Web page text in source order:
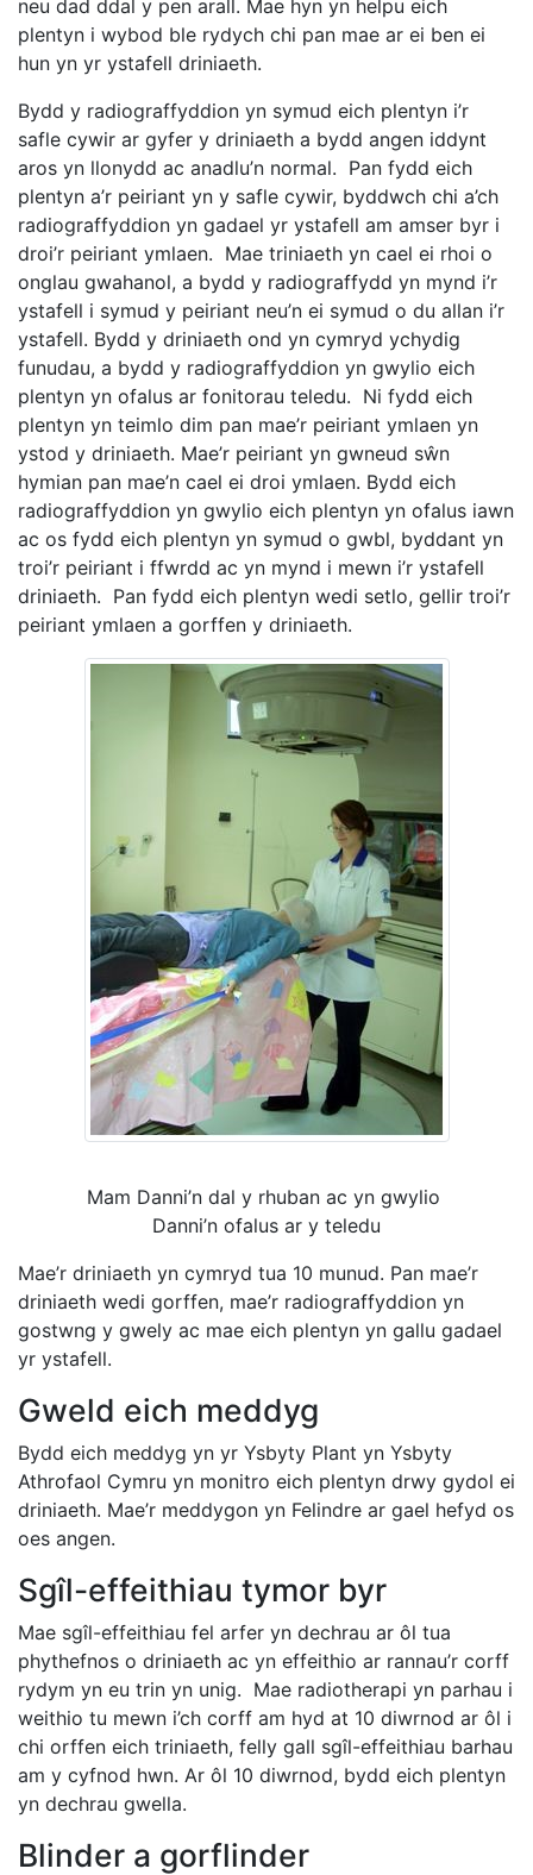
neu dad ddal y pen arall. Mae hyn yn helpu eich
plentyn i wybod ble rydych chi pan mae ar ei ben ei
hun yn yr ystafell driniaeth.
Bydd y radiograffyddion yn symud eich plentyn i’r
safle cywir ar gyfer y driniaeth a bydd angen iddynt
aros yn llonydd ac anadlu’n normal. Pan fydd eich
plentyn a’r peiriant yn y safle cywir, byddwch chi a’ch
radiograffyddion yn gadael yr ystafell am amser byr i
droi’r peiriant ymlaen. Mae triniaeth yn cael ei rhoi o
onglau gwahanol, a bydd y radiograffydd yn mynd i’r
ystafell i symud y peiriant neu’n ei symud o du allan i’r
ystafell. Bydd y driniaeth ond yn cymryd ychydig
funudau, a bydd y radiograffyddion yn gwylio eich
plentyn yn ofalus ar fonitorau teledu. Ni fydd eich
plentyn yn teimlo dim pan mae’r peiriant ymlaen yn
ystod y driniaeth. Mae’r peiriant yn gwneud sŵn
hymian pan mae’n cael ei droi ymlaen. Bydd eich
radiograffyddion yn gwylio eich plentyn yn ofalus iawn
ac os fydd eich plentyn yn symud o gwbl, byddant yn
troi’r peiriant i ffwrdd ac yn mynd i mewn i’r ystafell
driniaeth. Pan fydd eich plentyn wedi setlo, gellir troi’r
peiriant ymlaen a gorffen y driniaeth.
Mam Danni’n dal y rhuban ac yn gwylio
Danni’n ofalus ar y teledu
Mae’r driniaeth yn cymryd tua 10 munud. Pan mae’r
driniaeth wedi gorffen, mae’r radiograffyddion yn
gostwng y gwely ac mae eich plentyn yn gallu gadael
yr ystafell.
Gweld eich meddyg
Bydd eich meddyg yn yr Ysbyty Plant yn Ysbyty
Athrofaol Cymru yn monitro eich plentyn drwy gydol ei
driniaeth. Mae’r meddygon yn Felindre ar gael hefyd os
oes angen.
Sgîl-effeithiau tymor byr
Mae sgîl-effeithiau fel arfer yn dechrau ar ôl tua
phythefnos o driniaeth ac yn effeithio ar rannau’r corff
rydym yn eu trin yn unig. Mae radiotherapi yn parhau i
weithio tu mewn i’ch corff am hyd at 10 diwrnod ar ôl i
chi orffen eich triniaeth, felly gall sgîl-effeithiau barhau
am y cyfnod hwn. Ar ôl 10 diwrnod, bydd eich plentyn
yn dechrau gwella.
Blinder a gorflinder